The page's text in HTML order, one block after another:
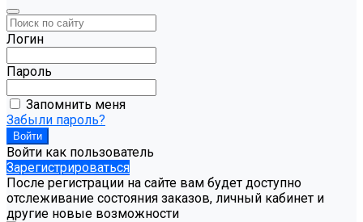
Логин
Пароль
Запомнить меня
Забыли пароль?
Войти как пользователь
Зарегистрироваться
После регистрации на сайте вам будет доступно
отслеживание состояния заказов, личный кабинет и
другие новые возможности